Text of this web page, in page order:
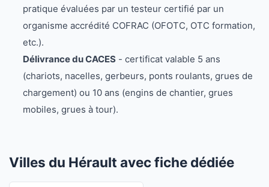
pratique évaluées par un testeur certifié par un
organisme accrédité COFRAC (OFOTC, OTC formation,
etc.).
Délivrance du CACES- certificat valable 5 ans
(chariots, nacelles, gerbeurs, ponts roulants, grues de
chargement) ou 10 ans (engins de chantier, grues
mobiles, grues à tour).
Villes du Hérault avec fiche dédiée